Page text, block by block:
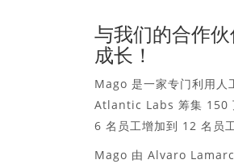
与我们的合作
成长！
Mago 是一家专门利用人
Atlantic Labs 筹集 150
6 名员工增加到 12 名员工
Mago 由 Alvaro